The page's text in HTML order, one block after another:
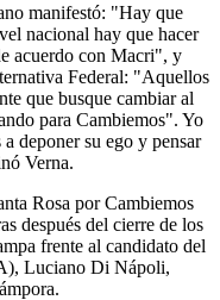
manifestó: "Hay que
nacional hay que hacer
acuerdo con Macri", y
Federal: "Aquellos
que busque cambiar al
para Cambiemos". Yo
deponer su ego y pensar
Verna.
Rosa por Cambiemos
después del cierre de los
frente al candidato del
Luciano Di Nápoli,